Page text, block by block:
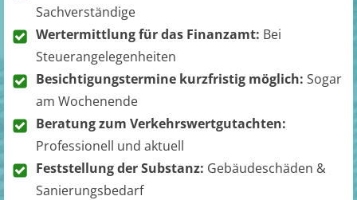
Sachverständige
Wertermittlung für das Finanzamt: Bei
Steuerangelegenheiten
Besichtigungstermine kurzfristig möglich: Sogar
am Wochenende
Beratung zum Verkehrswertgutachten:
Professionell und aktuell
Feststellung der Substanz: Gebäudeschäden &
Sanierungsbedarf